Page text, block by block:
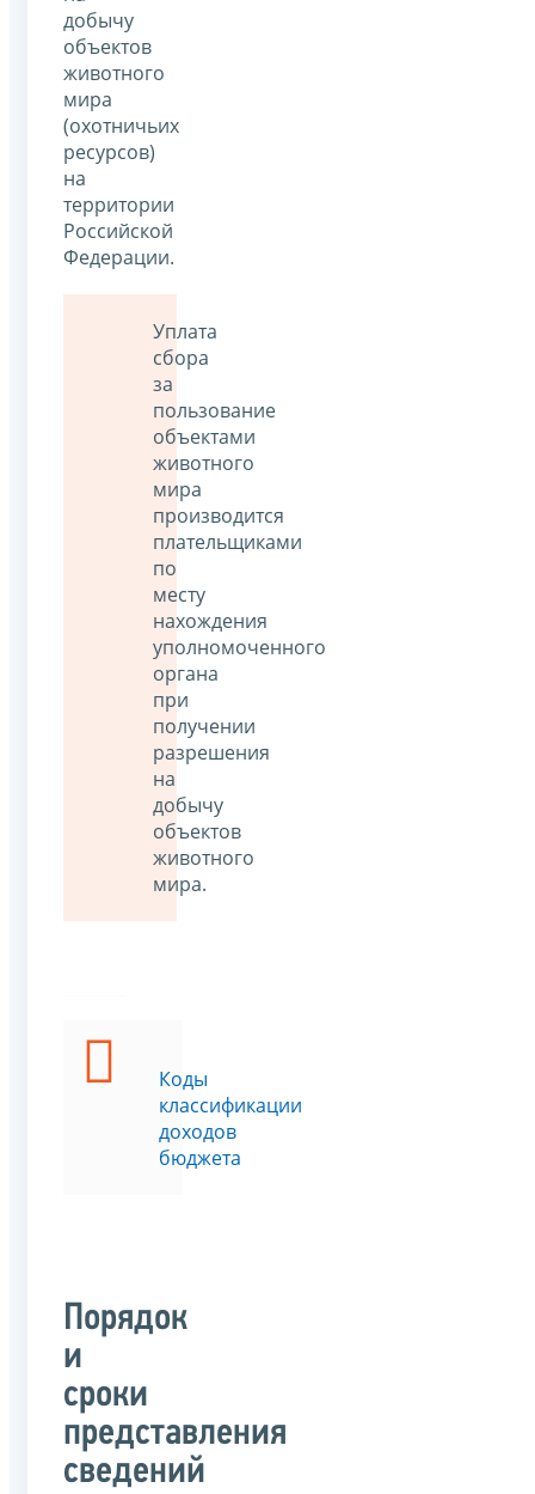
добычу
объектов
животного
мира
(охотничьих
ресурсов)
на
территории
Российской
Федерации.
Уплата
сбора
за
пользование
объектами
животного
мира
производится
плательщиками
по
месту
нахождения
уполномоченного
органа
при
получении
разрешения
на
добычу
объектов
животного
мира.
Коды
классификации
доходов
бюджета
Порядок
и
сроки
представления
сведений